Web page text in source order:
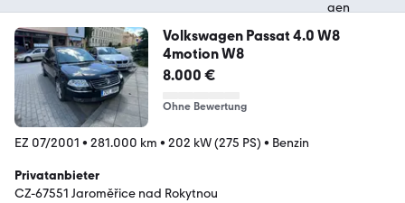
Volkswagen Passat 4.0 W8
4motion W8
8.000 €
Ohne Bewertung
EZ 07/2001 • 281.000 km • 202 kW (275 PS) • Benzin
Privatanbieter
CZ-67551 Jaroměřice nad Rokytnou